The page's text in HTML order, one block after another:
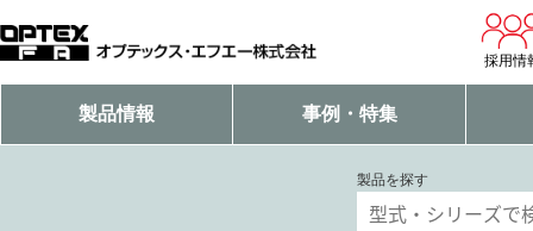
採用情
製品情報 事例・特集
製品を探す